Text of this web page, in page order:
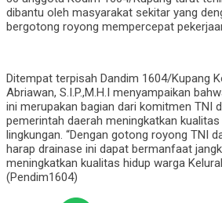
dibantu oleh masyarakat sekitar yang
bergotong royong mempercepat
Ditempat terpisah Dandim 1604/Kupang
Abriawan, S.I.P.,M.H.I menyampaikan
ini merupakan bagian dari komitmen TNI
pemerintah daerah meningkatkan
lingkungan. “Dengan gotong royong TNI
harap drainase ini dapat bermanfaat
meningkatkan kualitas hidup warga
(Pendim1604)